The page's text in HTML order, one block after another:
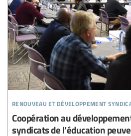
renouveau et développement
Coopération au
syndicats de l’éducation